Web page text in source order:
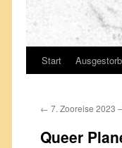
Start
← 7. Zooreise 2023
Queer